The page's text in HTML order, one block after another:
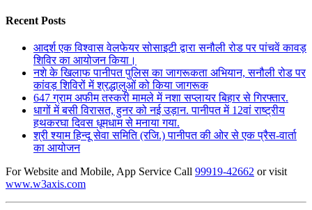
Recent Posts
आदर्श एक विश्वास वेलफेयर सोसाइटी द्वारा सनौली रोड पर पांचवें कावड़
शिविर का आयोजन किया।
नशे के खिलाफ पानीपत पुलिस का जागरूकता अभियान, सनौली रोड पर
कांवड़ शिविरों में श्रद्धालुओं को किया जागरूक
647 ग्राम अफीम तस्करी मामले में नशा सप्लायर बिहार से गिरफ्तार.
धागों में बसी विरासत, हुनर को नई उड़ान. पानीपत में 12वां राष्ट्रीय
हथकरघा दिवस धूमधाम से मनाया गया.
श्री श्याम हिन्दू सेवा समिति (रजि.) पानीपत की ओर से एक प्रैस-वार्ता
का आयोजन
For Website and Mobile, App Service Call 99919-42662 or visit
www.w3axis.com